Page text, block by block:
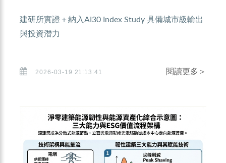
建研所實證＋納入AI30 Index Study 具備城市級輸出
與投資潛力
2026-03-19 21:13:41 閱讀更多＞